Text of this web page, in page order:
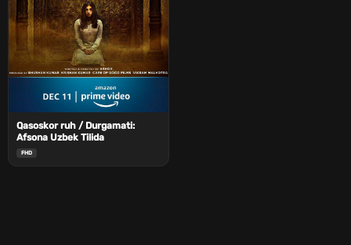
Qasoskor ruh / Durgamati:
Afsona Uzbek Tilida
FHD